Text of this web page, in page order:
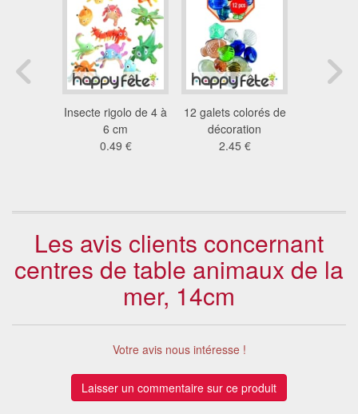
Insecte rigolo de 4 à
6 cm
0.49 €
12 galets colorés de
décoration
2.45 €
Les avis clients concernant
centres de table animaux de la
mer, 14cm
Votre avis nous intéresse !
Laisser un commentaire sur ce produit